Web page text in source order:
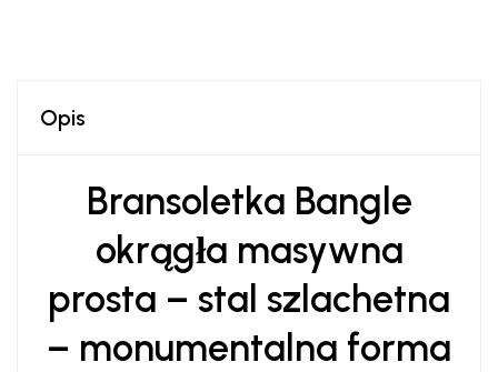
Opis
Bransoletka Bangle
okrągła masywna
prosta – stal szlachetna
– monumentalna forma